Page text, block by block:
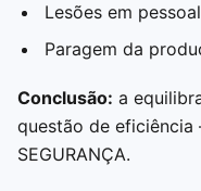
Lesões em
Paragem da
Conclusão: a
questão de
SEGURANÇA.